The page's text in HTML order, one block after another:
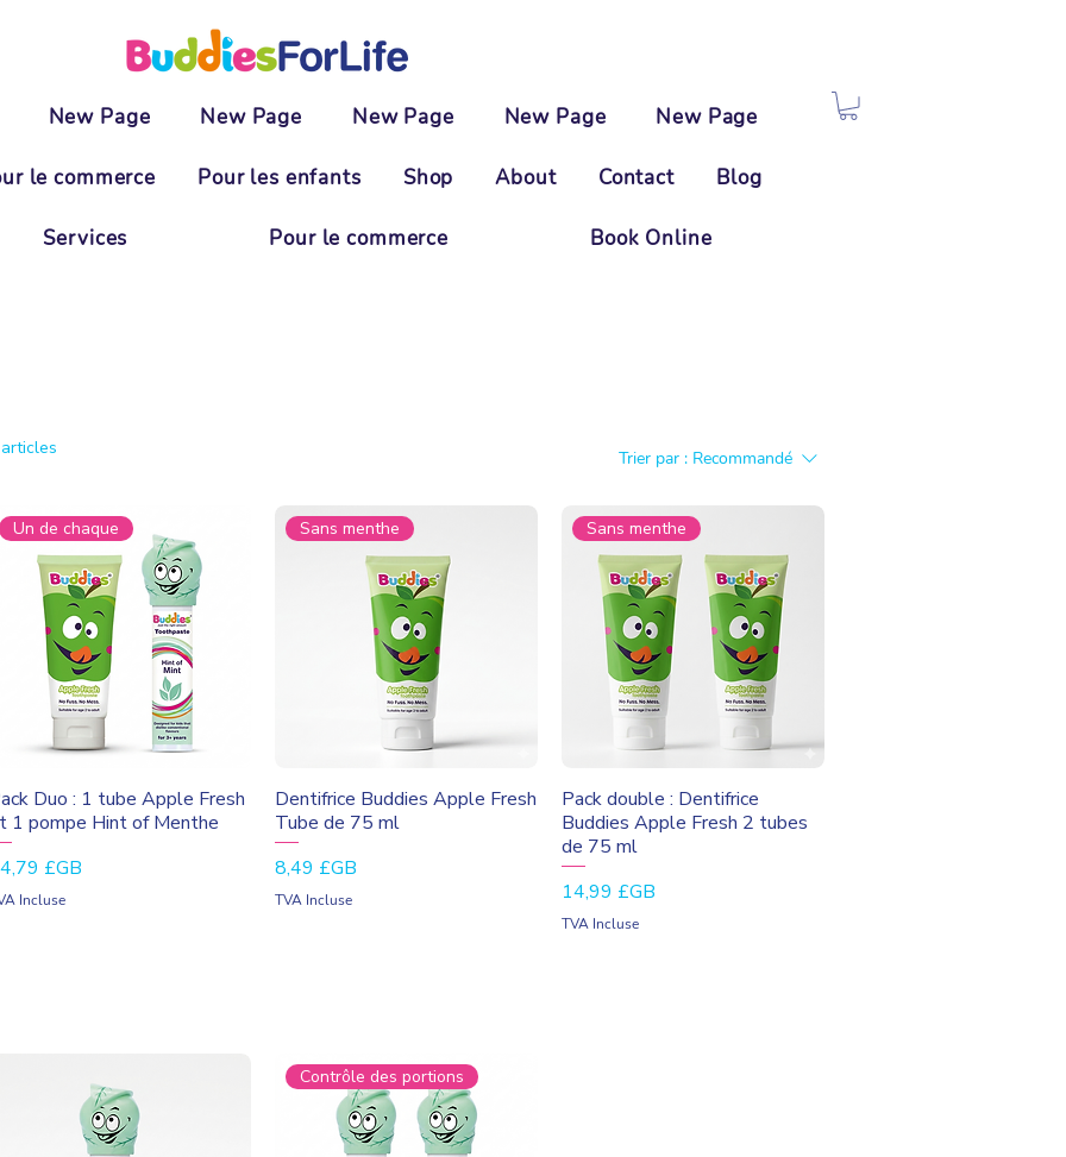
New Page New Page New Page New Page New Page
le commerce Pour les enfants Shop About Contact Blog
Services Pour le commerce Book Online
Trier par : Recommandé
Aperçu rapide
Un de chaque
Duo : 1 tube Apple Fresh
1 pompe Hint of Menthe
£GB
Incluse
Aperçu rapide
Sans menthe
Dentifrice Buddies Apple Fresh
Tube de 75 ml
Prix
8,49 £GB
TVA Incluse
Aperçu rapide
Sans menthe
Pack double : Dentifrice
Buddies Apple Fresh 2 tubes
de 75 ml
Prix
14,99 £GB
TVA Incluse
Contrôle des portions